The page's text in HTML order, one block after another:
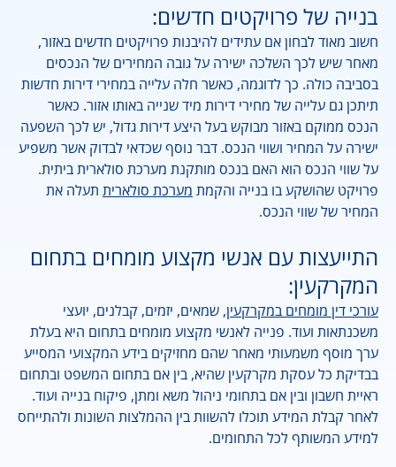
בנייה של פרויקטים חדשים:
חשוב מאוד לבחון אם עתידים להיבנות פרויקטים חדשים באזור,
מאחר שיש לכך השלכה ישירה על גובה המחירים של הנכסים
בסביבה כולה. כך לדוגמה, כאשר חלה עלייה במחירי דירות חדשות
תיתכן גם עלייה של מחירי דירות מיד שנייה באותו אזור. כאשר
הנכס ממוקם באזור מבוקש בעל היצע דירות גדול, יש לכך השפעה
ישירה על המחיר ושווי הנכס. דבר נוסף שכדאי לבדוק אשר משפיע
על שווי הנכס הוא האם בנכס מותקנת מערכת סולארית ביתית.
פרויקט שהושקע בו בנייה והקמת מערכת סולארית תעלה את
המחיר של שווי הנכס.
התייעצות עם אנשי מקצוע מומחים בתחום
המקרקעין:
עורכי דין מומחים במקרקעין, שמאים, יזמים, קבלנים, יועצי
משכנתאות ועוד. פנייה לאנשי מקצוע מומחים בתחום היא בעלת
ערך מוסף משמעותי מאחר שהם מחזיקים בידע המקצועי המסייע
בבדיקת כל עסקת מקרקעין שהיא, בין אם בתחום המשפט ובתחום
ראיית חשבון ובין אם בתחומי ניהול משא ומתן, פיקוח בנייה ועוד.
לאחר קבלת המידע תוכלו להשוות בין ההמלצות השונות ולהתייחס
למידע המשותף לכל התחומים.